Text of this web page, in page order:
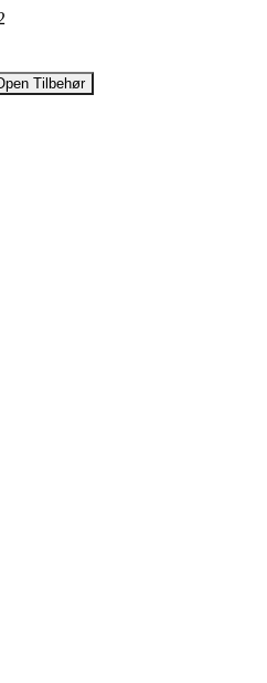
Tilbehør